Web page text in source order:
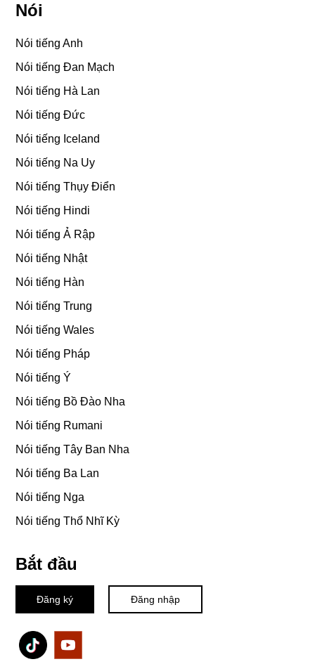
Nói
Nói tiếng Anh
Nói tiếng Đan Mạch
Nói tiếng Hà Lan
Nói tiếng Đức
Nói tiếng Iceland
Nói tiếng Na Uy
Nói tiếng Thụy Điển
Nói tiếng Hindi
Nói tiếng Ả Rập
Nói tiếng Nhật
Nói tiếng Hàn
Nói tiếng Trung
Nói tiếng Wales
Nói tiếng Pháp
Nói tiếng Ý
Nói tiếng Bồ Đào Nha
Nói tiếng Rumani
Nói tiếng Tây Ban Nha
Nói tiếng Ba Lan
Nói tiếng Nga
Nói tiếng Thổ Nhĩ Kỳ
Bắt đầu
Đăng ký Đăng nhập